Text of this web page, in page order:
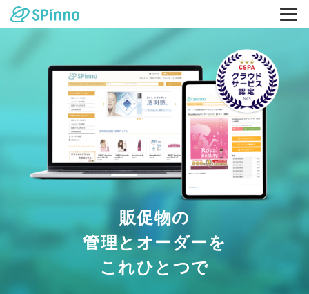
販促物の
管理とオーダーを
これひとつで